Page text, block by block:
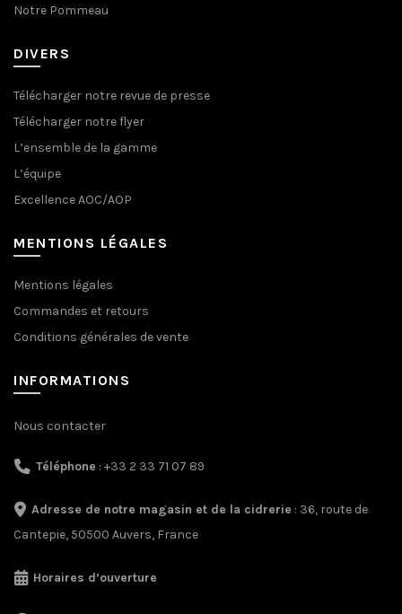
Notre Pommeau
DIVERS
Télécharger notre revue de presse
Télécharger notre flyer
L’ensemble de la gamme
L’équipe
Excellence AOC/AOP
MENTIONS LÉGALES
Mentions légales
Commandes et retours
Conditions générales de vente
INFORMATIONS
Nous contacter
Téléphone : +33 2 33 71 07 89
Adresse de notre magasin et de la cidrerie : 36, route de
Cantepie, 50500 Auvers, France
Horaires d’ouverture